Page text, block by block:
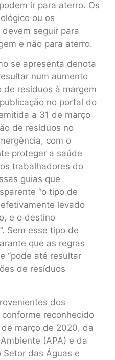
ir para aterro. Os
ou os
seguir para
e não para aterro.
se apresenta denota
num aumento
de resíduos à margem
no portal do
a 31 de março
de resíduos no
com o
proteger a saúde
trabalhadores do
guias que
“o tipo de
levado
e o destino
Sem esse tipo de
que as regras
“pode até resultar
de resíduos
dos
reconhecido
março de 2020, da
(APA) e da
Setor das Águas e